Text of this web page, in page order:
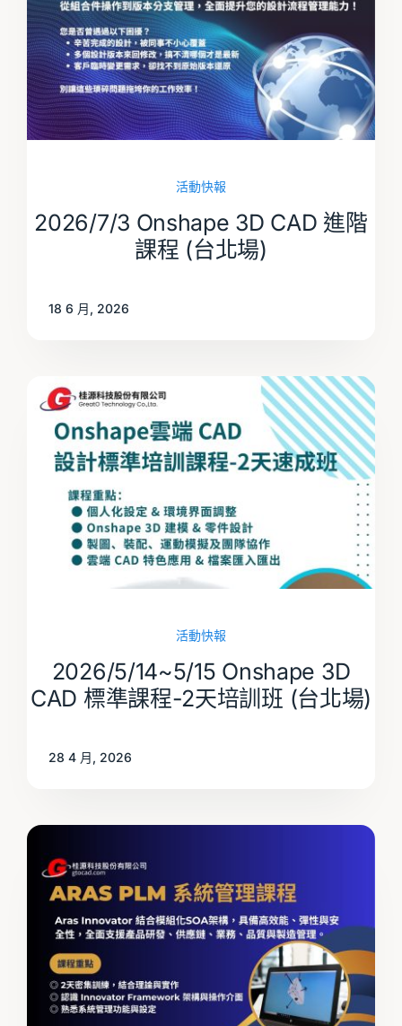
活動快報
2026/7/3 Onshape 3D CAD 進階
課程 (台北場)
18 6 月, 2026
活動快報
2026/5/14~5/15 Onshape 3D
CAD 標準課程-2天培訓班 (台北場)
28 4 月, 2026